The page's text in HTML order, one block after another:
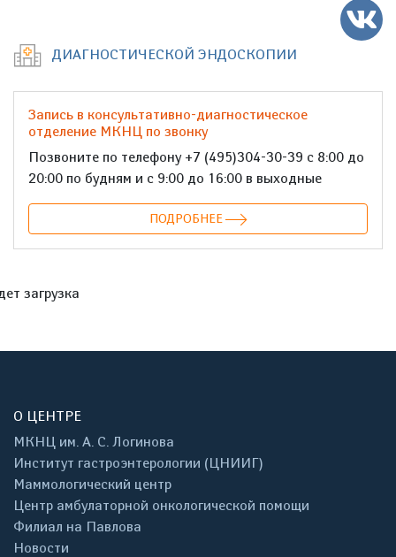
ДИАГНОСТИЧЕСКОЙ ЭНДОСКОПИИ
Запись в консультативно-диагностическое
отделение МКНЦ по звонку
Позвоните по телефону +7 (495)304-30-39 с 8:00 до
20:00 по будням и с 9:00 до 16:00 в выходные
ПОДРОБНЕЕ
загрузка
О ЦЕНТРЕ
МКНЦ им. А. С. Логинова
Институт гастроэнтерологии (ЦНИИГ)
Маммологический центр
Центр амбулаторной онкологической помощи
Филиал на Павлова
Новости